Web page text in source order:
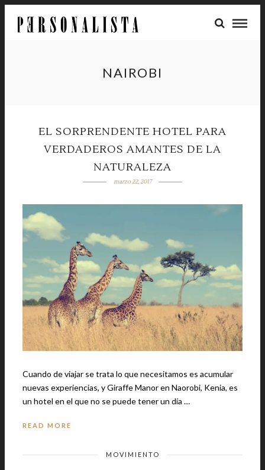
NAIROBI
EL SORPRENDENTE HOTEL PARA
VERDADEROS AMANTES DE LA
NATURALEZA
marzo 22, 2017
Cuando de viajar se trata lo que necesitamos es acumular
nuevas experiencias, y Giraffe Manor en Naorobi, Kenia, es
un hotel en el que no se puede tener un día …
READ MORE
MOVIMIENTO